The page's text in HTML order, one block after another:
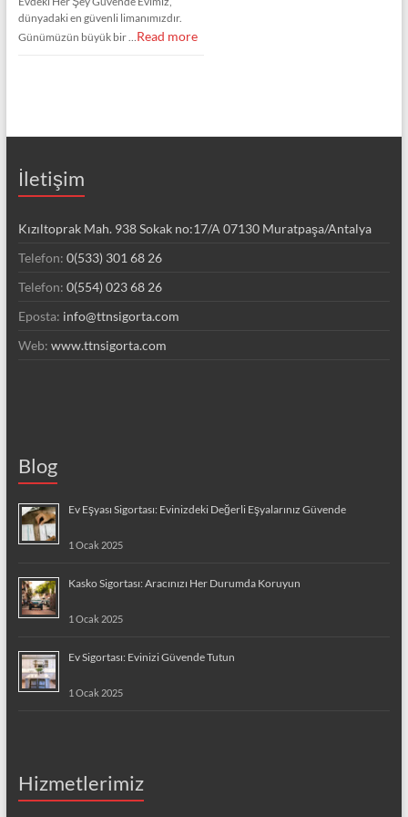
dünyadaki en güvenli limanımızdır.
Günümüzün büyük bir … Read more
İletişim
Kızıltoprak Mah. 938 Sokak no:17/A 07130 Muratpaşa/Antalya
Telefon: 0(533) 301 68 26
Telefon: 0(554) 023 68 26
Eposta: info@ttnsigorta.com
Web: www.ttnsigorta.com
Blog
Ev Eşyası Sigortası: Evinizdeki Değerli Eşyalarınız Güvende
1 Ocak 2025
Kasko Sigortası: Aracınızı Her Durumda Koruyun
1 Ocak 2025
Ev Sigortası: Evinizi Güvende Tutun
1 Ocak 2025
Hizmetlerimiz